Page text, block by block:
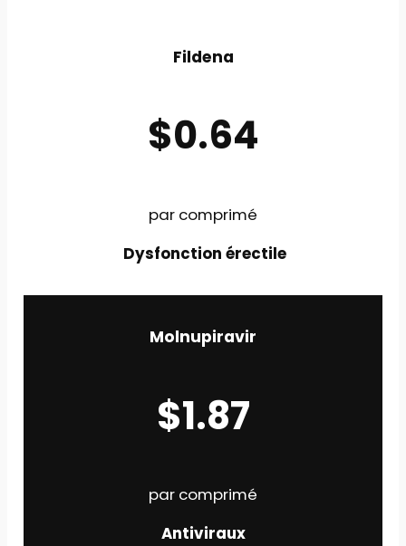
Fildena
$0.64
par comprimé
Dysfonction érectile
Molnupiravir
$1.87
par comprimé
Antiviraux